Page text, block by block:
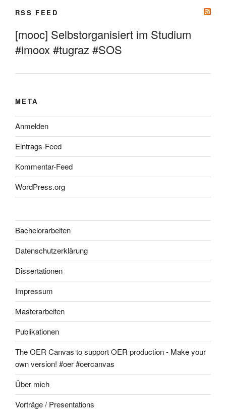
RSS FEED
[mooc] Selbstorganisiert im Studium
#imoox #tugraz #SOS
META
Anmelden
Eintrags-Feed
Kommentar-Feed
WordPress.org
Bachelorarbeiten
Datenschutzerklärung
Dissertationen
Impressum
Masterarbeiten
Publikationen
The OER Canvas to support OER production - Make your
own version! #oer #oercanvas
Über mich
Vorträge / Presentations